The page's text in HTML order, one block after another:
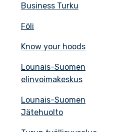
Business Turku
Föli
Know your hoods
Lounais-Suomen
elinvoimakeskus
Lounais-Suomen
Jätehuolto